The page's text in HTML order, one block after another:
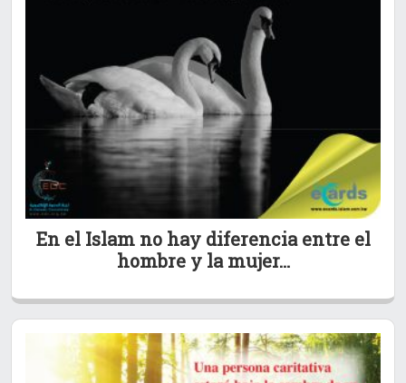
En el Islam no hay diferencia entre el
hombre y la mujer…